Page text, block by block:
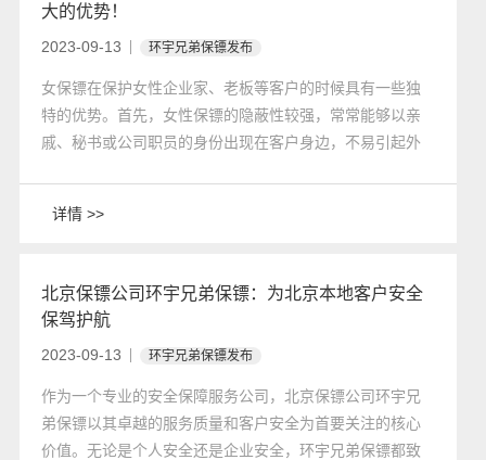
大的优势！
2023-09-13 环宇兄弟保镖发布
​女保镖在保护女性企业家、老板等客户的时候具有一些独
特的优势。首先，女性保镖的隐蔽性较强，常常能够以亲
戚、秘书或公司职员的身份出现在客户身边，不易引起外
详情 >>
北京保镖公司环宇兄弟保镖：为北京本地客户安全
保驾护航
2023-09-13 环宇兄弟保镖发布
作为一个专业的安全保障服务公司，北京保镖公司环宇兄
弟保镖以其卓越的服务质量和客户安全为首要关注的核心
价值。无论是个人安全还是企业安全，环宇兄弟保镖都致